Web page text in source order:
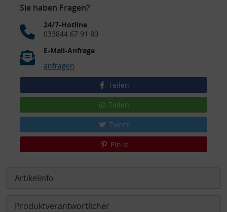
Sie haben Fragen?
24/7-Hotline
033844 67 91 80
E-Mail-Anfrage
anfragen
Teilen
Teilen
Tweet
Pin it
Artikelinfo
Produktverantwortlicher